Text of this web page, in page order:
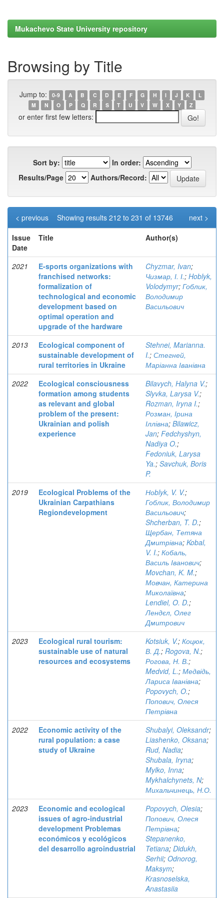
Mukachevo State University repository
Browsing by Title
Jump to: 0-9 A B C D E F G H I J K
L
M
N O P Q R S T U V W X Y Z
or enter first few letters:
Sort by:
In order:
Results/Page
Authors/Record:
Showing results 212 to 231 of 13746
< previous
next >
Issue
Date
Title Author(s)
2021
E-sports organizations with
franchised networks:
formalization of
technological and economic
development based on
optimal operation and
upgrade of the hardware
Chyzmar, Ivan;
Чизмар, І. І.; Hoblyk,
Volodymyr; Гоблик,
Володимир
Васильович
2013
Ecological component of
sustainable development of
rural territories in Ukraine
Stehnei, Marianna.
I.; Стегней,
Маріанна Іванівна
2022
Ecological consciousness
formation among students
as relevant and global
problem of the present:
Ukrainian and polish
experience
Bilavych, Halyna V.;
Slyvka, Larysa V.;
Rozman, Iryna I.;
Розман, Ірина
Іллівна; Bilawicz,
Jan; Fedchyshyn,
Nadiya O.;
Fedoniuk, Larysa
Ya.; Savchuk, Boris
P.
2019
Ecological Problems of the
Ukrainian Carpathians
Regiondevelopment
Ноblyk, V. V.;
Гоблик, Володимир
Васильович;
Shcherban, T. D.;
Щербан, Тетяна
Дмитрівна; Kobal,
V. I.; Кобаль,
Василь Іванович;
Movchan, K. M.;
Мовчан, Катерина
Миколаївна;
Lendiel, O. D.;
Лендєл, Олег
Дмитрович
2023
Ecological rural tourism:
sustainable use of natural
resources and ecosystems
Kotsiuk, V.; Коцюк,
В. Д.; Rogova, N.;
Рогова, Н. В.;
Medvid, L.; Медвідь,
Лариса Іванівна;
Popovych, O.;
Попович, Олеся
Петрівна
2022
Economic activity of the
rural population: a case
study of Ukraine
Shubalyi, Oleksandr;
Liashenko, Oksana;
Rud, Nadia;
Shubala, Iryna;
Mylko, Inna;
Mykhalchynets, N;
Михальчинець, Н.О.
2023
Economic and ecological
issues of agro-industrial
development Problemas
económicos y ecológicos
del desarrollo agroindustrial
Popovych, Olesia;
Попович, Олеся
Петрівна;
Stepanenko,
Tetiana; Didukh,
Serhii; Odnorog,
Maksym;
Krasnoselska,
Anastasiia